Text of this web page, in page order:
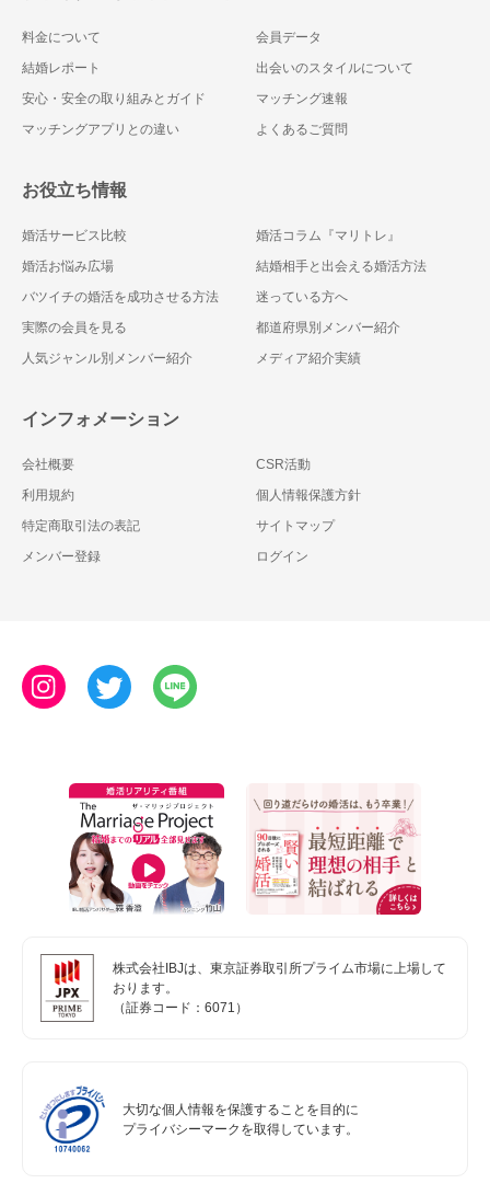
料金について
会員データ
結婚レポート
出会いのスタイルについて
安心・安全の取り組みとガイド
マッチング速報
マッチングアプリとの違い
よくあるご質問
お役立ち情報
婚活サービス比較
婚活コラム『マリトレ』
婚活お悩み広場
結婚相手と出会える婚活方法
バツイチの婚活を成功させる方法
迷っている方へ
実際の会員を見る
都道府県別メンバー紹介
人気ジャンル別メンバー紹介
メディア紹介実績
インフォメーション
会社概要
CSR活動
利用規約
個人情報保護方針
特定商取引法の表記
サイトマップ
メンバー登録
ログイン
株式会社IBJは、東京証券取引所プライム市場に上場して
おります。
（証券コード：6071）
大切な個人情報を保護することを目的に
プライバシーマークを取得しています。